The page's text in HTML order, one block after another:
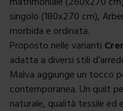
singolo (180x270 cm),
morbida e ordinata.
Proposto nelle varianti
adatta a diversi stili
Malva aggiunge un tocco
contemporanea. Un quilt
naturale, qualità tessile ed